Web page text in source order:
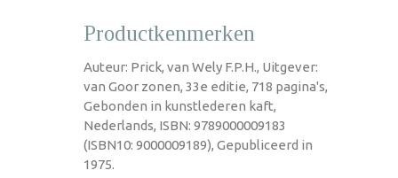
Productkenmerken
Auteur: Prick, van Wely F.P.H., Uitgever:
van Goor zonen, 33e editie, 718 pagina's,
Gebonden in kunstlederen kaft,
Nederlands, ISBN: 9789000009183
(ISBN10: 9000009189), Gepubliceerd in
1975.